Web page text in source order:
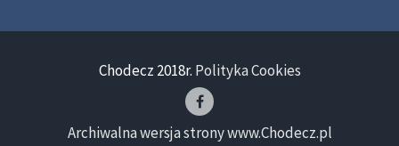
Chodecz 2018r. Polityka Cookies
Archiwalna wersja strony www.Chodecz.pl